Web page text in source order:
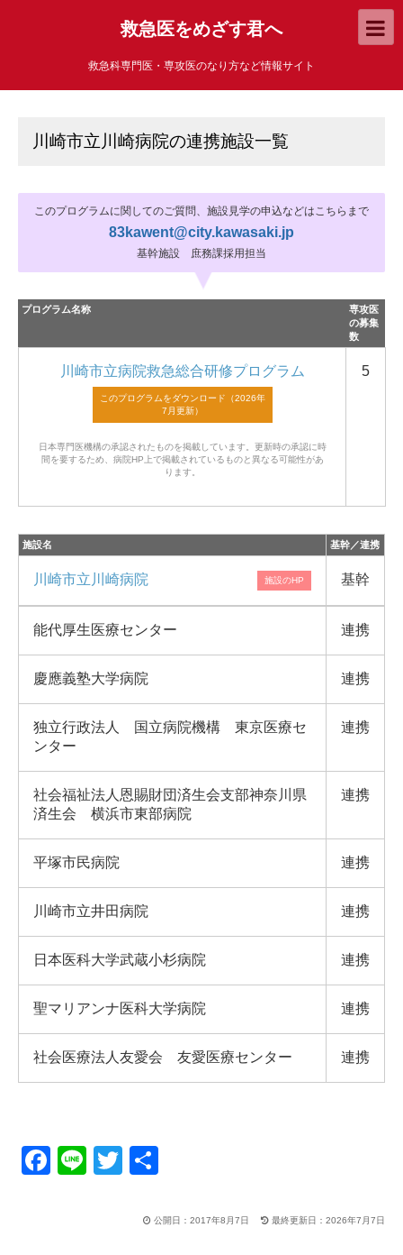
救急医をめざす君へ
救急科専門医・専攻医のなり方など情報サイト
川崎市立川崎病院の連携施設一覧
このプログラムに関してのご質問、施設見学の申込などはこちらまで
83kawent@city.kawasaki.jp
基幹施設 庶務課採用担当
プログラム名称
専攻医
の募集
数
川崎市立病院救急総合研修プログラム
日本専門医機構の承認されたものを掲載しています。 更新時の承認に時
間を要するため、病院HP上で掲載されているものと異なる可能性があ
ります。
5
施設名 基幹／連携
川崎市立川崎病院 基幹
能代厚生医療センター 連携
慶應義塾大学病院 連携
独立行政法人 国立病院機構 東京医療セ
ンター
連携
社会福祉法人恩賜財団済生会支部神奈川県
済生会 横浜市東部病院
連携
平塚市民病院 連携
川崎市立井田病院 連携
日本医科大学武蔵小杉病院 連携
聖マリアンナ医科大学病院 連携
社会医療法人友愛会 友愛医療センター 連携
F
Li
T
公開日：2017年8月7日 最終更新日：2026年7月7日